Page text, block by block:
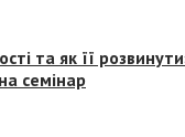
та як її
семінар